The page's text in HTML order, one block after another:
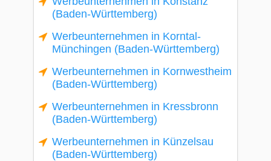
(Baden-Württemberg)
Werbeunternehmen in Korntal-
Münchingen (Baden-Württemberg)
Werbeunternehmen in Kornwestheim
(Baden-Württemberg)
Werbeunternehmen in Kressbronn
(Baden-Württemberg)
Werbeunternehmen in Künzelsau
(Baden-Württemberg)